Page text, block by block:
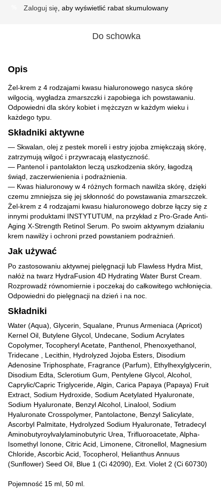
Zaloguj się , aby wyświetlić rabat skumulowany
Do schowka
Opis
Żel-krem z 4 rodzajami kwasu hialuronowego nasyca skórę
wilgocią, wygładza zmarszczki i zapobiega ich powstawaniu.
Odpowiedni dla skóry kobiet i mężczyzn w każdym wieku i
każdego typu.
Składniki aktywne
— Skwalan, olej z pestek moreli i estry jojoba zmiękczają skórę,
zatrzymują wilgoć i przywracają elastyczność.
— Pantenol i pantolakton leczą uszkodzenia skóry, łagodzą
świąd, zaczerwienienia i podrażnienia.
— Kwas hialuronowy w 4 różnych formach nawilża skórę, dzięki
czemu zmniejsza się jej skłonność do powstawania zmarszczek.
Żel-krem z 4 rodzajami kwasu hialuronowego dobrze łączy się z
innymi produktami INSTYTUTUM, na przykład z Pro-Grade Anti-
Aging X-Strength Retinol Serum. Po swoim aktywnym działaniu
krem nawilży i ochroni przed powstaniem podrażnień.
Jak używać
Po zastosowaniu aktywnej pielęgnacji lub Flawless Hydra Mist,
nałóż na twarz HydraFusion 4D Hydrating Water Burst Cream.
Rozprowadź równomiernie i poczekaj do całkowitego wchłonięcia.
Odpowiedni do pielęgnacji na dzień i na noc.
Składniki
Water (Aqua), Glycerin, Squalane, Prunus Armeniaca (Apricot)
Kernel Oil, Butylene Glycol, Undecane, Sodium Acrylates
Copolymer, Tocopheryl Acetate, Panthenol, Phenoxyethanol,
Tridecane , Lecithin, Hydrolyzed Jojoba Esters, Disodium
Adenosine Triphosphate, Fragrance (Parfum), Ethylhexylglycerin,
Disodium Edta, Sclerotium Gum, Pentylene Glycol, Alcohol,
Caprylic/Capric Triglyceride, Algin, Carica Papaya (Papaya) Fruit
Extract, Sodium Hydroxide, Sodium Acetylated Hyaluronate,
Sodium Hyaluronate, Benzyl Alcohol, Linalool, Sodium
Hyaluronate Crosspolymer, Pantolactone, Benzyl Salicylate,
Ascorbyl Palmitate, Hydrolyzed Sodium Hyaluronate, Tetradecyl
Aminobutyroylvalylaminobutyric Urea, Trifluoroacetate, Alpha-
Isomethyl Ionone, Citric Acid, Limonene, Citronellol, Magnesium
Chloride, Ascorbic Acid, Tocopherol, Helianthus Annuus
(Sunflower) Seed Oil, Blue 1 (Ci 42090), Ext. Violet 2 (Ci 60730)
Pojemność 15 ml, 50 ml.